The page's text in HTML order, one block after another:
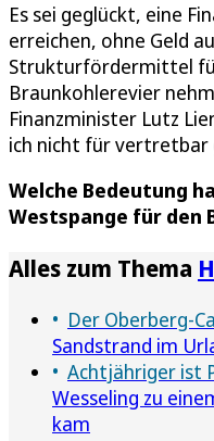
Es sei geglückt, eine
erreichen, ohne Geld
Strukturfördermittel
Braunkohlerevier
Finanzminister Lutz
ich nicht für vertretbar
Welche Bedeutung
Westspange für den
Alles zum Thema
Der Oberberg-
Sandstrand im
Achtjähriger ist
Wesseling zu
kam